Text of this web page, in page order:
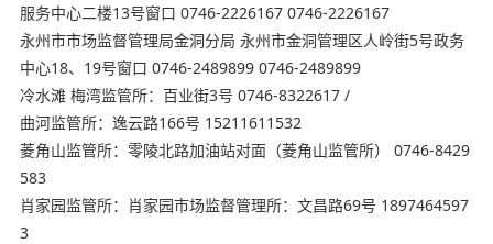
服务中心二楼13号窗口 0746-2226167 0746-2226167
永州市市场监督管理局金洞分局 永州市金洞管理区人岭街5号政务
中心18、19号窗口 0746-2489899 0746-2489899
冷水滩 梅湾监管所：百业街3号 0746-8322617 /
曲河监管所：逸云路166号 15211611532
菱角山监管所：零陵北路加油站对面（菱角山监管所） 0746-8429
583
肖家园监管所：肖家园市场监督管理所：文昌路69号 1897464597
3